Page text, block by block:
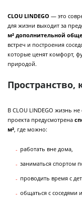
CLOU LINDEGO — это
для жизни выходит за
м² дополнительной
встреч и построения
которые ценят комфорт,
природой.
Пространство,
В CLOU LINDEGO жизнь
проекта предусмотрена
м² , где можно:
работать вне дома,
заниматься спортом
проводить время с
общаться с соседями